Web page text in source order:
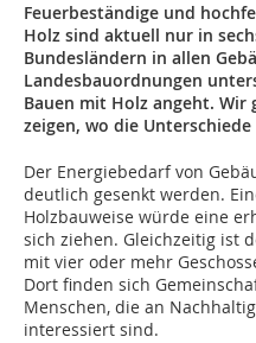
Feuerbeständige und
Holz sind aktuell nur in
Bundesländern in allen
Landesbauordnungen
Bauen mit Holz angeht. Wir
zeigen, wo die Unterschiede
Der Energiebedarf von
deutlich gesenkt werden.
Holzbauweise würde eine
sich ziehen. Gleichzeitig ist
mit vier oder mehr
Dort finden sich
Menschen, die an
interessiert sind.